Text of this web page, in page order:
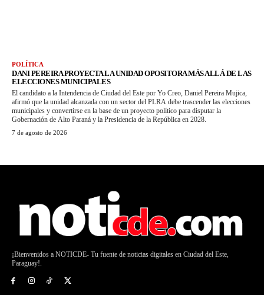
POLÍTICA
DANI PEREIRA PROYECTA LA UNIDAD OPOSITORA MÁS ALLÁ DE LAS
ELECCIONES MUNICIPALES
El candidato a la Intendencia de Ciudad del Este por Yo Creo, Daniel Pereira Mujica,
afirmó que la unidad alcanzada con un sector del PLRA debe trascender las elecciones
municipales y convertirse en la base de un proyecto político para disputar la
Gobernación de Alto Paraná y la Presidencia de la República en 2028.
7 de agosto de 2026
¡Bienvenidos a NOTICDE- Tu fuente de noticias digitales en Ciudad del Este,
Paraguay!.